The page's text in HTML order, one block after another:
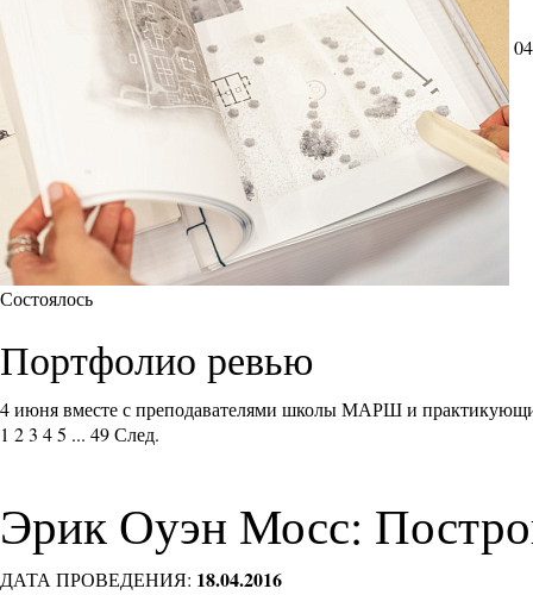
Состоялось
Портфолио ревью
4 июня вместе с преподавателями школы МАРШ и
1 23 45 ... 49След.
Эрик Оуэн Мосс:
ДАТА ПРОВЕДЕНИЯ: 18.04.2016